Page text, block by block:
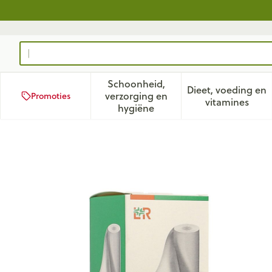
Product, merk, categorie...
Promoties
Schoonheid,
verzorging en
hygiëneToon submenu voor
Dieet, voeding en
vitamines
Toon
Rosidal K Elastische Windel